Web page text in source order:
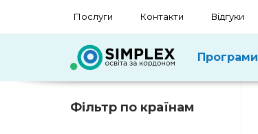
Послуги Контакти Відгуки
Програми
Фільтр по країнам